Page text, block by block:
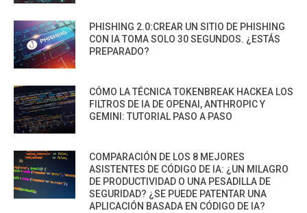
PHISHING 2.0:CREAR UN SITIO DE PHISHING
CON IA TOMA SOLO 30 SEGUNDOS. ¿ESTÁS
PREPARADO?
CÓMO LA TÉCNICA TOKENBREAK HACKEA LOS
FILTROS DE IA DE OPENAI, ANTHROPIC Y
GEMINI: TUTORIAL PASO A PASO
COMPARACIÓN DE LOS 8 MEJORES
ASISTENTES DE CÓDIGO DE IA: ¿UN MILAGRO
DE PRODUCTIVIDAD O UNA PESADILLA DE
SEGURIDAD? ¿SE PUEDE PATENTAR UNA
APLICACIÓN BASADA EN CÓDIGO DE IA?